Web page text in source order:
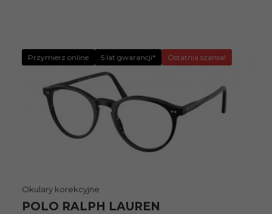
Przymierz online 5 lat gwarancji* Ostatnia szansa!
Okulary korekcyjne
POLO RALPH LAUREN